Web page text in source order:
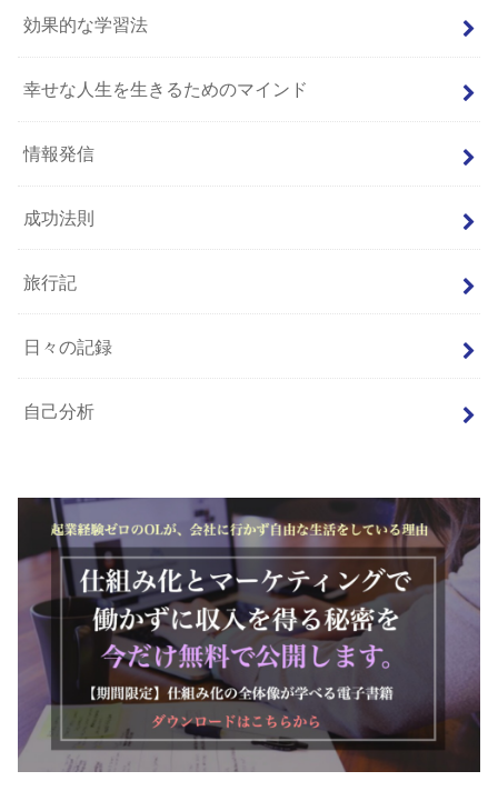
効果的な学習法
幸せな人生を生きるためのマインド
情報発信
成功法則
旅行記
日々の記録
自己分析